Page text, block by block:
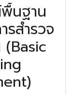
นฐาน
รสำรวจ
(Basic